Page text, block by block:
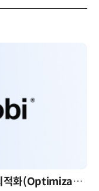
AI 시대의 의사결정을 바꾸는 수리최적화(Optimization): 실제 산업 적용 사례와 활용 전략